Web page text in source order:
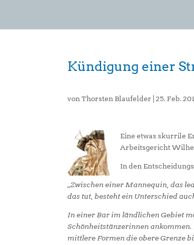
Kündigung einer
vonThorsten Blaufelder |25. Feb.
Eine etwas skurrile
Arbeitsgericht
In den
„Zwischen einer Mannequin, das
das tut, besteht ein Unterschied
In einer Bar im ländlichen Gebiet
Schönheitstänzerinnen
mittlere Formen die obere Grenze